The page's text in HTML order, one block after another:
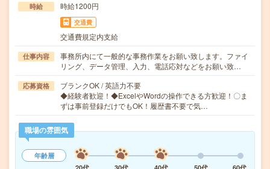
時給 時給1200円
交通費
交通費規定内支給
仕事内容
事務所内にて一般的な事務作業をお願い致します。ファイ
リング、データ管理、入力、電話応対などをお願い致…
応募資格
ブランクOK / 英語力不要
◆経験者歓迎！◆ExcelやWordの操作できる方歓迎！〇ま
ずは事前登録だけでもOK！履歴書不要で気…
職場の雰囲気
年齢層